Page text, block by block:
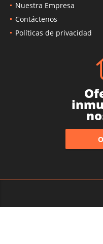
Nuestra Empresa
Contáctenos
Políticas de privacidad